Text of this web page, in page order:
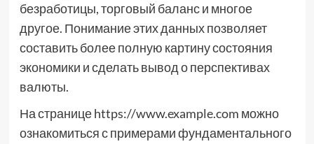
безработицы, торговый баланс и многое
другое. Понимание этих данных позволяет
составить более полную картину состояния
экономики и сделать вывод о перспективах
валюты.
На странице https://www.example.com можно
ознакомиться с примерами фундаментального